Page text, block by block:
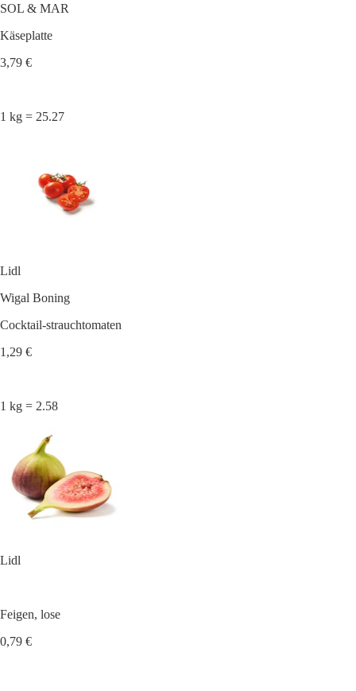
SOL & MAR
Käseplatte
3,79 €
1 kg = 25.27
Lidl
Wigal Boning
Cocktail-strauchtomaten
1,29 €
1 kg = 2.58
Lidl
Feigen, lose
0,79 €